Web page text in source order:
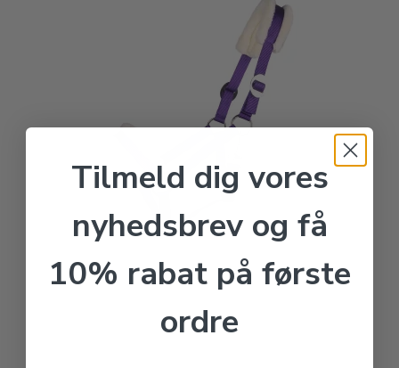
Tilmeld dig vores
nyhedsbrev og få
10% rabat på første
ordre